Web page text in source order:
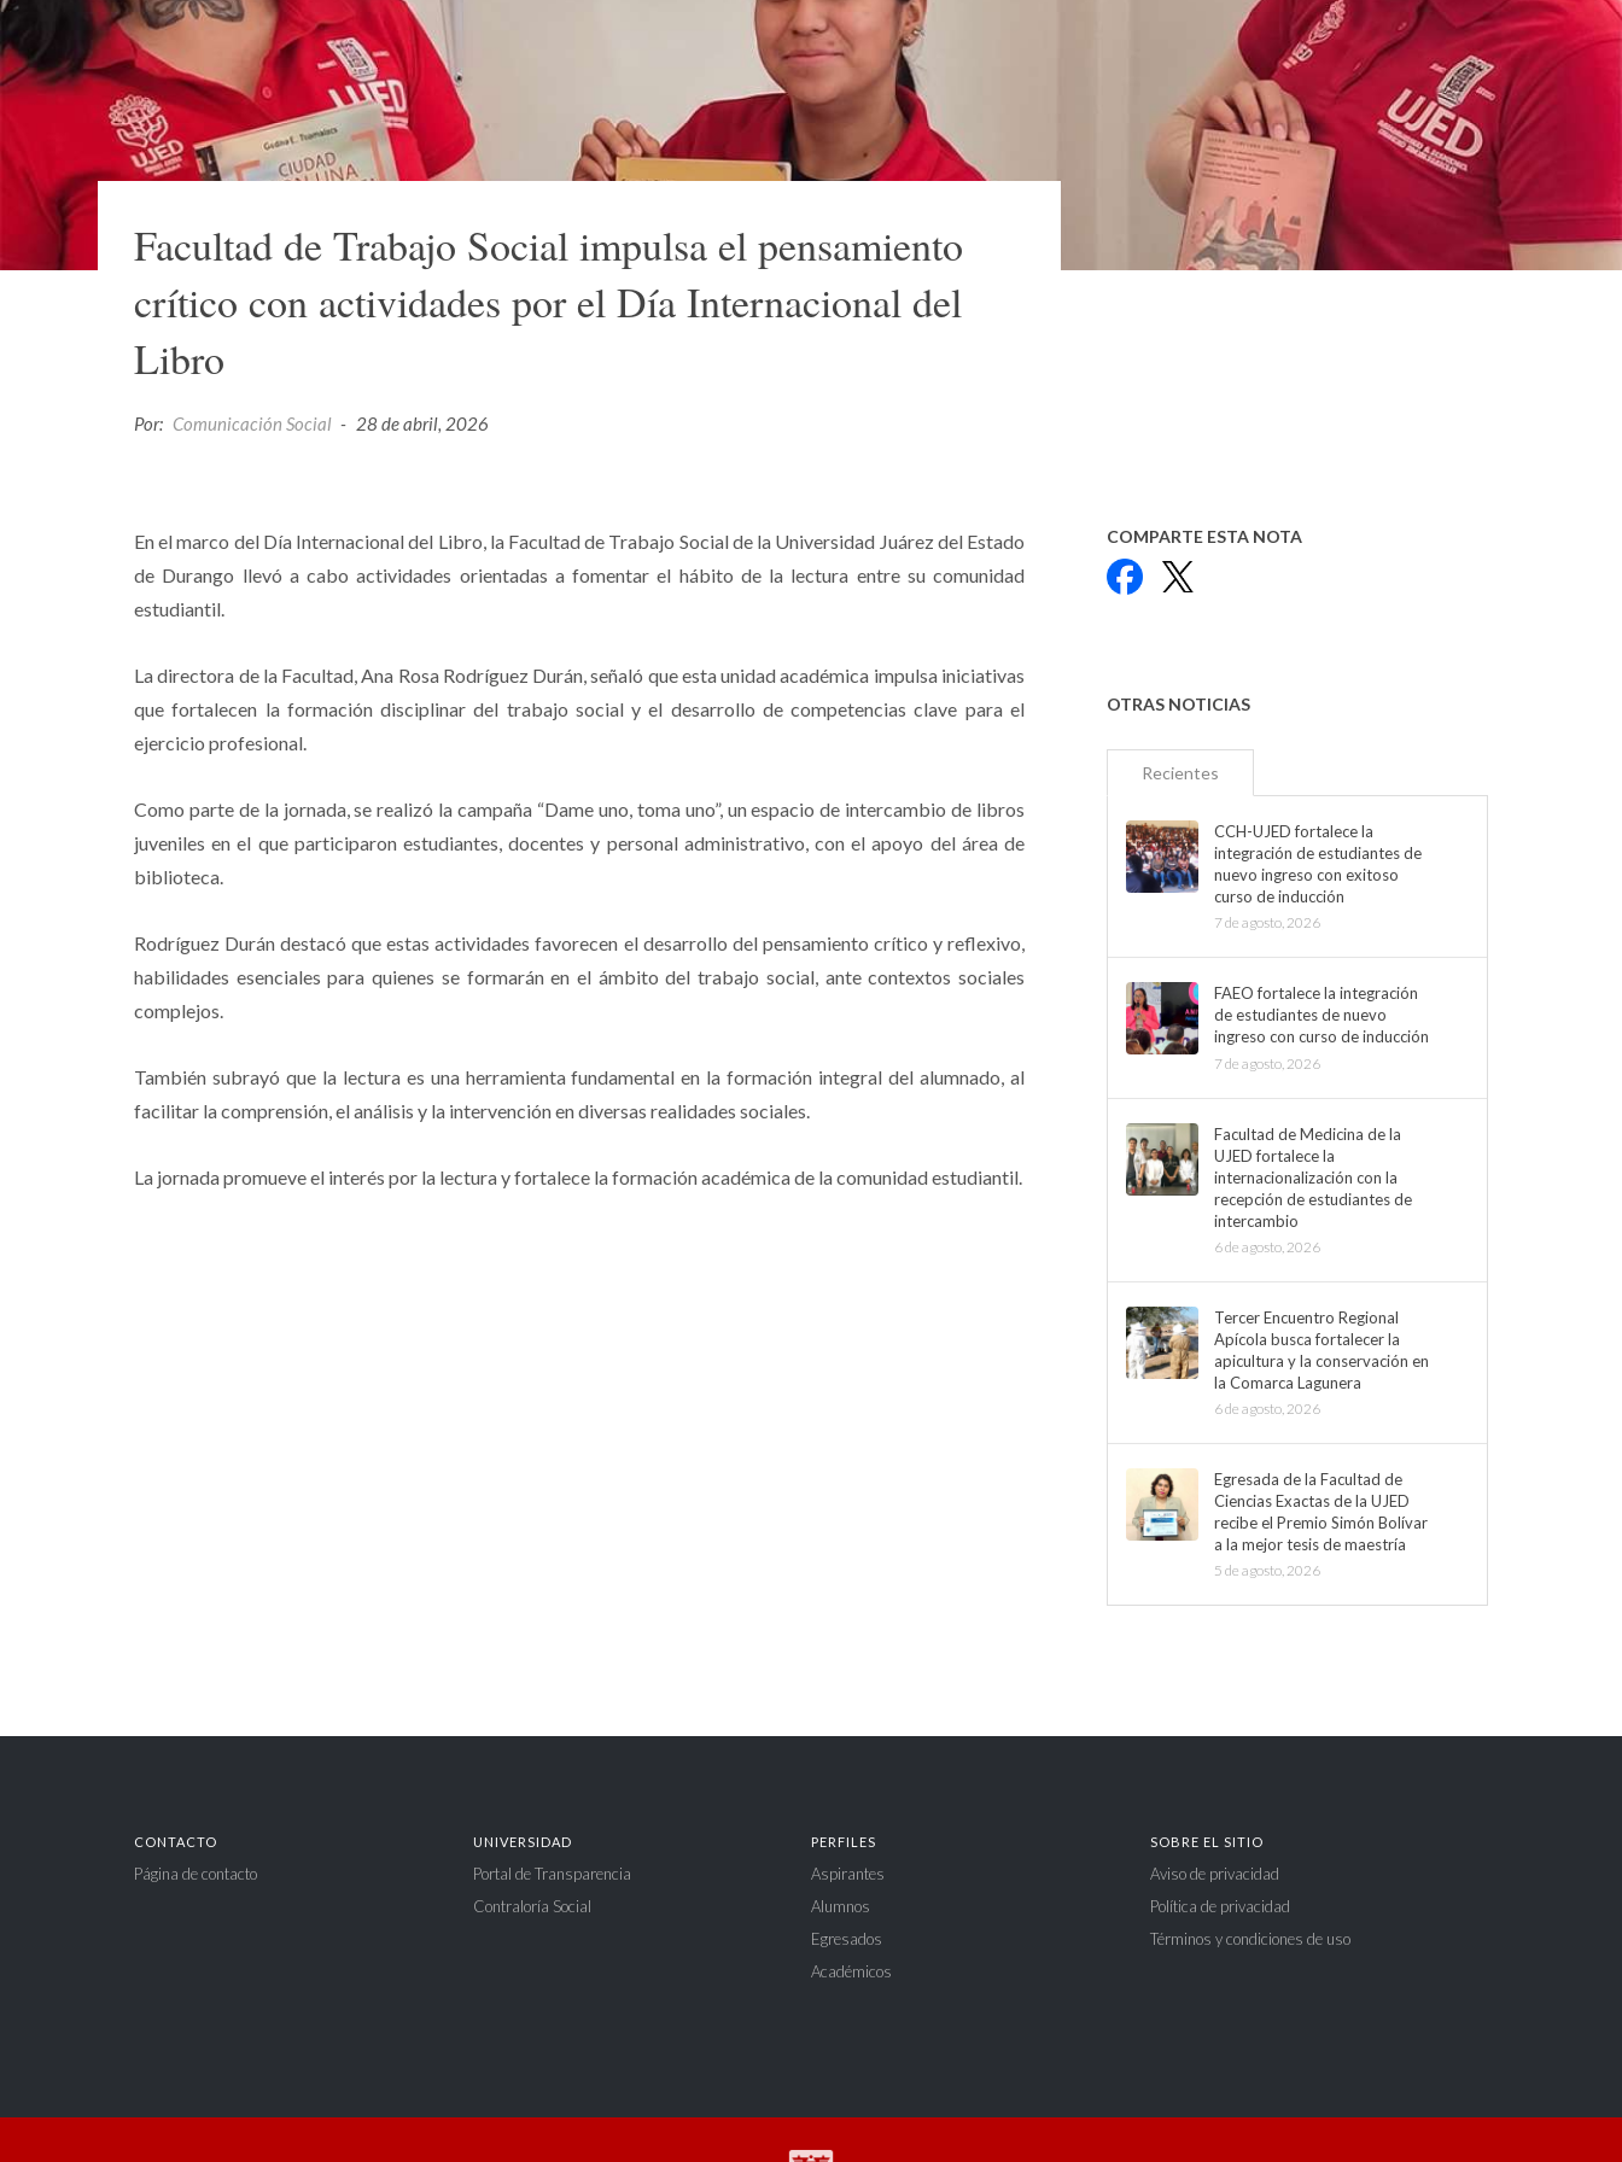
Facultad de Trabajo Social impulsa el pensamiento
crítico con actividades por el Día Internacional del
Libro
Por: Comunicación Social - 28 de abril, 2026
En el marco del Día Internacional del Libro, la Facultad de Trabajo Social de la Universidad Juárez del Estado
de Durango llevó a cabo actividades orientadas a fomentar el hábito de la lectura entre su comunidad
estudiantil.
La directora de la Facultad, Ana Rosa Rodríguez Durán, señaló que esta unidad académica impulsa iniciativas
que fortalecen la formación disciplinar del trabajo social y el desarrollo de competencias clave para el
ejercicio profesional.
Como parte de la jornada, se realizó la campaña “Dame uno, toma uno”, un espacio de intercambio de libros
juveniles en el que participaron estudiantes, docentes y personal administrativo, con el apoyo del área de
biblioteca.
Rodríguez Durán destacó que estas actividades favorecen el desarrollo del pensamiento crítico y reflexivo,
habilidades esenciales para quienes se formarán en el ámbito del trabajo social, ante contextos sociales
complejos.
También subrayó que la lectura es una herramienta fundamental en la formación integral del alumnado, al
facilitar la comprensión, el análisis y la intervención en diversas realidades sociales.
La jornada promueve el interés por la lectura y fortalece la formación académica de la comunidad estudiantil.
COMPARTE ESTA NOTA
Facebook
OTRAS NOTICIAS
Recientes
CCH-UJED fortalece la
integración de estudiantes de
nuevo ingreso con exitoso
curso de inducción
7 de agosto, 2026
FAEO fortalece la integración
de estudiantes de nuevo
ingreso con curso de inducción
7 de agosto, 2026
Facultad de Medicina de la
UJED fortalece la
internacionalización con la
recepción de estudiantes de
intercambio
6 de agosto, 2026
Tercer Encuentro Regional
Apícola busca fortalecer la
apicultura y la conservación en
la Comarca Lagunera
6 de agosto, 2026
Egresada de la Facultad de
Ciencias Exactas de la UJED
recibe el Premio Simón Bolívar
a la mejor tesis de maestría
5 de agosto, 2026
CONTACTO
Página de contacto
UNIVERSIDAD
Portal de Transparencia
Contraloría Social
PERFILES
Aspirantes
Alumnos
Egresados
Académicos
SOBRE EL SITIO
Aviso de privacidad
Política de privacidad
Términos y condiciones de uso